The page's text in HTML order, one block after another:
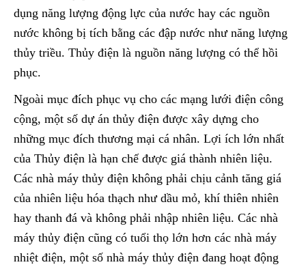
dụng năng lượng động lực của nước hay các nguồn
nước không bị tích bằng các đập nước như năng lượng
thủy triều. Thủy điện là nguồn năng lượng có thể hồi
phục.
Ngoài mục đích phục vụ cho các mạng lưới điện công
cộng, một số dự án thủy điện được xây dựng cho
những mục đích thương mại cá nhân. Lợi ích lớn nhất
của Thủy điện là hạn chế được giá thành nhiên liệu.
Các nhà máy thủy điện không phải chịu cảnh tăng giá
của nhiên liệu hóa thạch như dầu mỏ, khí thiên nhiên
hay thanh đá và không phải nhập nhiên liệu. Các nhà
máy thủy điện cũng có tuổi thọ lớn hơn các nhà máy
nhiệt điện, một số nhà máy thủy điện đang hoạt động